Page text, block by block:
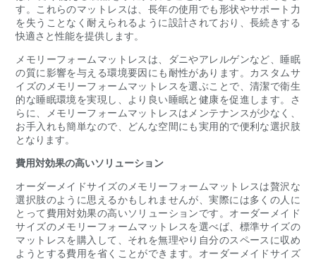
す。これらのマットレスは、長年の使用でも形状やサポート力
を失うことなく耐えられるように設計されており、長続きする
快適さと性能を提供します。
メモリーフォームマットレスは、ダニやアレルゲンなど、睡眠
の質に影響を与える環境要因にも耐性があります。カスタムサ
イズのメモリーフォームマットレスを選ぶことで、清潔で衛生
的な睡眠環境を実現し、より良い睡眠と健康を促進します。さ
らに、メモリーフォームマットレスはメンテナンスが少なく、
お手入れも簡単なので、どんな空間にも実用的で便利な選択肢
となります。
費用対効果の高いソリューション
オーダーメイドサイズのメモリーフォームマットレスは贅沢な
選択肢のように思えるかもしれませんが、実際には多くの人に
とって費用対効果の高いソリューションです。オーダーメイド
サイズのメモリーフォームマットレスを選べば、標準サイズの
マットレスを購入して、それを無理やり自分のスペースに収め
ようとする費用を省くことができます。オーダーメイドサイズ